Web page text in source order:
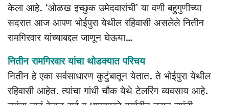
केला आहे. ‘ओळख इच्छुक उमेदवारांची’ या वणी बहुगुणीच्या
सदरात आज आपण भोईपुरा येथील रहिवासी असलेले नितीन
रामगिरवार यांच्याबद्दल जाणून घेऊया…
नितीन रामगिरवार यांचा थोडक्यात परिचय
नितीन हे एका सर्वसाधारण कुटुंबातून येतात. ते भोईपुरा येथील
रहिवासी आहेत. त्यांचा गांधी चौक येथे टेलरिंग व्यवसाय आहे.